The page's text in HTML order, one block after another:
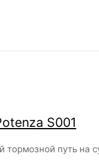
S001
тормозной путь на